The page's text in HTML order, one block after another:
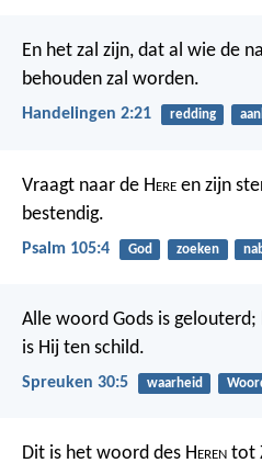
En het zal zijn, dat al wie de
behouden zal worden.
Handelingen 2:21 redding
Vraagt naar de Here en zijn
bestendig.
Psalm 105:4 God zoeken
Alle woord Gods is gelouterd;
is Hij ten schild.
Spreuken 30:5 waarheid
Dit is het woord des Heren tot